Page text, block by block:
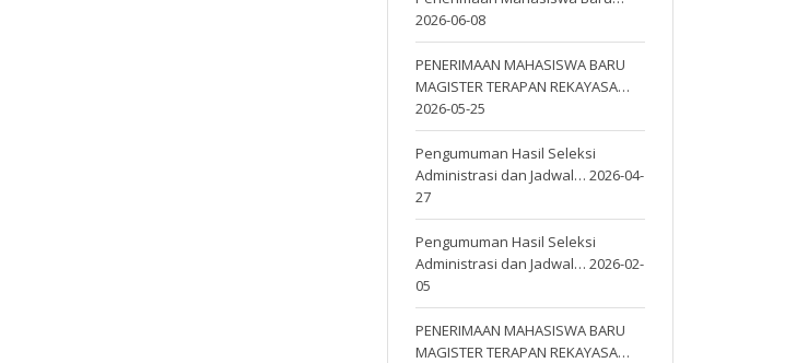
2026-06-08
PENERIMAAN MAHASISWA BARU
MAGISTER TERAPAN REKAYASA…
2026-05-25
Pengumuman Hasil Seleksi
Administrasi dan Jadwal… 2026-04-
27
Pengumuman Hasil Seleksi
Administrasi dan Jadwal… 2026-02-
05
PENERIMAAN MAHASISWA BARU
MAGISTER TERAPAN REKAYASA…